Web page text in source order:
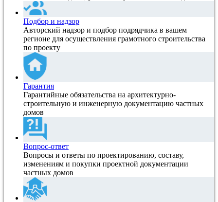
Подбор и надзор
Авторский надзор и подбор подрядчика в вашем
регионе для осуществления грамотного строительства
по проекту
Гарантия
Гарантийные обязательства на архитектурно-
строительную и инженерную документацию частных
домов
Вопрос-ответ
Вопросы и ответы по проектированию, составу,
изменениям и покупки проектной документации
частных домов